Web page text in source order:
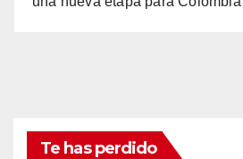
Te has perdido